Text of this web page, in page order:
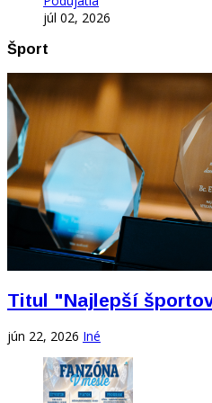
júl 02, 2026
Šport
Titul "Najlepší
jún 22, 2026 Iné